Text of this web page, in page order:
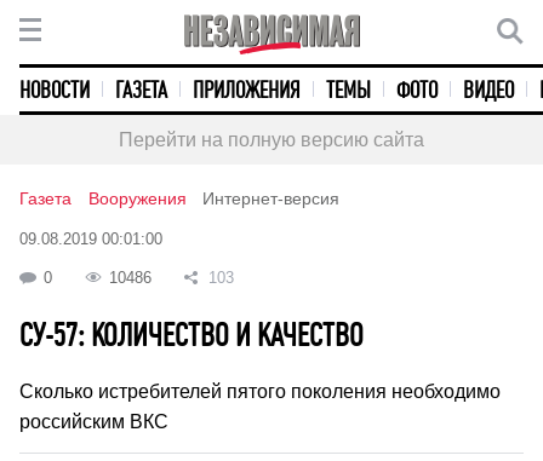
НОВОСТИ ГАЗЕТА ПРИЛОЖЕНИЯ ТЕМЫ ФОТО ВИДЕО
Перейти на полную версию сайта
Газета Вооружения Интернет-версия
09.08.2019 00:01:00
0 10486 103
СУ-57: КОЛИЧЕСТВО И КАЧЕСТВО
Сколько истребителей пятого поколения необходимо
российским ВКС